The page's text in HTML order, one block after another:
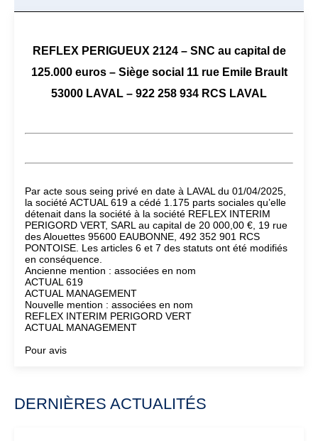
REFLEX PERIGUEUX 2124 – SNC au capital de
125.000 euros – Siège social 11 rue Emile Brault
53000 LAVAL – 922 258 934 RCS LAVAL
Par acte sous seing privé en date à LAVAL du 01/04/2025,
la société ACTUAL 619 a cédé 1.175 parts sociales qu’elle
détenait dans la société à la société REFLEX INTERIM
PERIGORD VERT, SARL au capital de 20 000,00 €, 19 rue
des Alouettes 95600 EAUBONNE, 492 352 901 RCS
PONTOISE. Les articles 6 et 7 des statuts ont été modifiés
en conséquence.
Ancienne mention : associées en nom
ACTUAL 619
ACTUAL MANAGEMENT
Nouvelle mention : associées en nom
REFLEX INTERIM PERIGORD VERT
ACTUAL MANAGEMENT
Pour avis
DERNIÈRES ACTUALITÉS